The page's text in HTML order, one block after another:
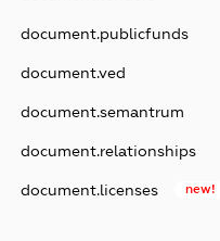
document.publicfunds
document.ved
document.semantrum
document.relationships
document.licenses new!